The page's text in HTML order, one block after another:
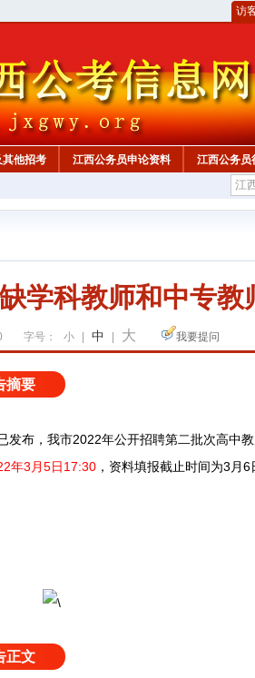
访
其他招考 江西公务员申论资料 江西公务员
学科教师和中专教
字号： 小 中 大 我要提问
摘要
发布， 我市2022年公开招聘第二批次高中
年3月5日17:30 ，资料填报截止时间为3月
正文